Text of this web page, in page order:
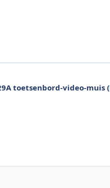
toetsenbord-video-muis